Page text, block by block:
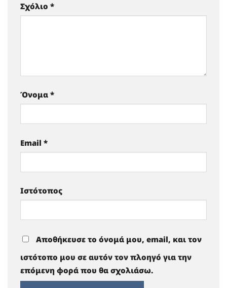
Σχόλιο *
Όνομα *
Email *
Ιστότοπος
Αποθήκευσε το όνομά μου, email, και τον
ιστότοπο μου σε αυτόν τον πλοηγό για την
επόμενη φορά που θα σχολιάσω.